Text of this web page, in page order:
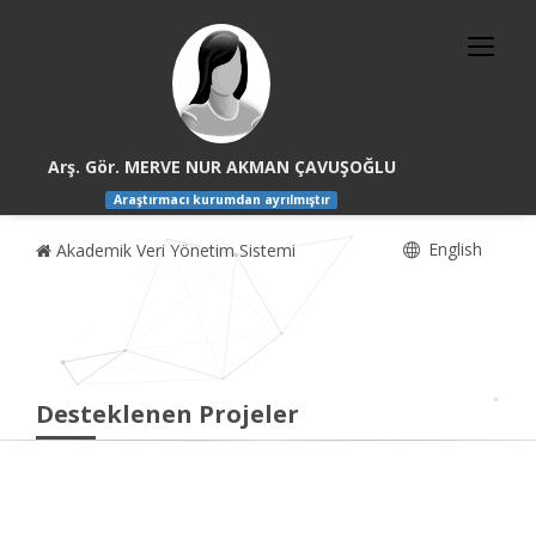
Arş. Gör. MERVE NUR AKMAN ÇAVUŞOĞLU
Araştırmacı kurumdan ayrılmıştır
Akademik Veri Yönetim Sistemi English
Desteklenen Projeler